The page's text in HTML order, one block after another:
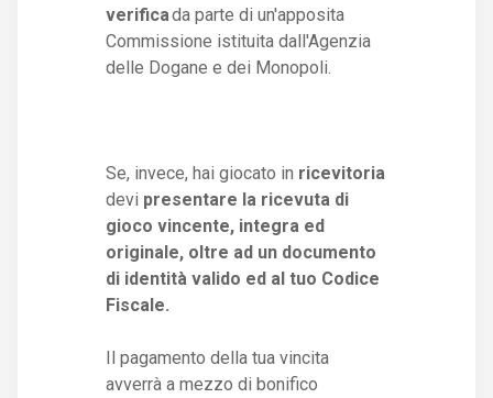
verificada parte di un'apposita
Commissione istituita dall'Agenzia
delle Dogane e dei Monopoli.
Se, invece, hai giocato in ricevitoria
devi presentare la ricevuta di
gioco vincente, integra ed
originale, oltre ad un documento
di identità valido ed al tuo Codice
Fiscale.
Il pagamento della tua vincita
avverrà a mezzo di bonifico